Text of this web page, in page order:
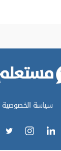
سياسة الخصوصية